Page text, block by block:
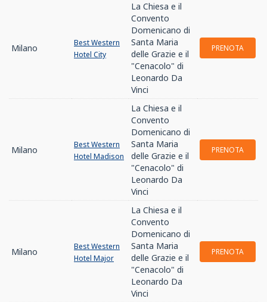
Milano
Best Western
Hotel City
La Chiesa e il
Convento
Domenicano di
Santa Maria
delle Grazie e il
"Cenacolo" di
Leonardo Da
Vinci
PRENOTA
Milano
Best Western
Hotel Madison
La Chiesa e il
Convento
Domenicano di
Santa Maria
delle Grazie e il
"Cenacolo" di
Leonardo Da
Vinci
PRENOTA
Milano
Best Western
Hotel Major
La Chiesa e il
Convento
Domenicano di
Santa Maria
delle Grazie e il
"Cenacolo" di
Leonardo Da
Vinci
PRENOTA